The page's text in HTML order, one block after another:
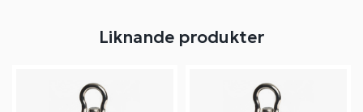
Liknande produkter